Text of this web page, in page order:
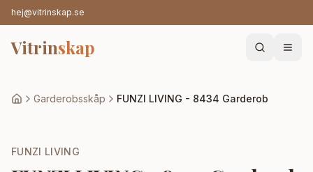
hej@vitrinskap.se
Vitrinskap
Garderobsskåp FUNZI LIVING - 8434 Garderob
FUNZI LIVING